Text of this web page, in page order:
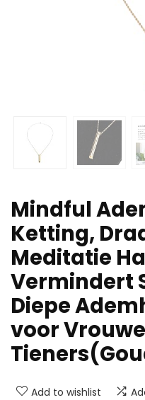
Mindful
Ketting,
Meditatie
Vermindert
Diepe
voor
Add to wishlist